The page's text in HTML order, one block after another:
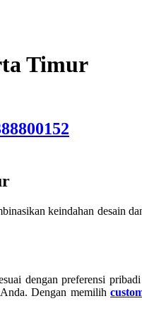
Timur
keindahan desain
dengan preferensi
Dengan memilih